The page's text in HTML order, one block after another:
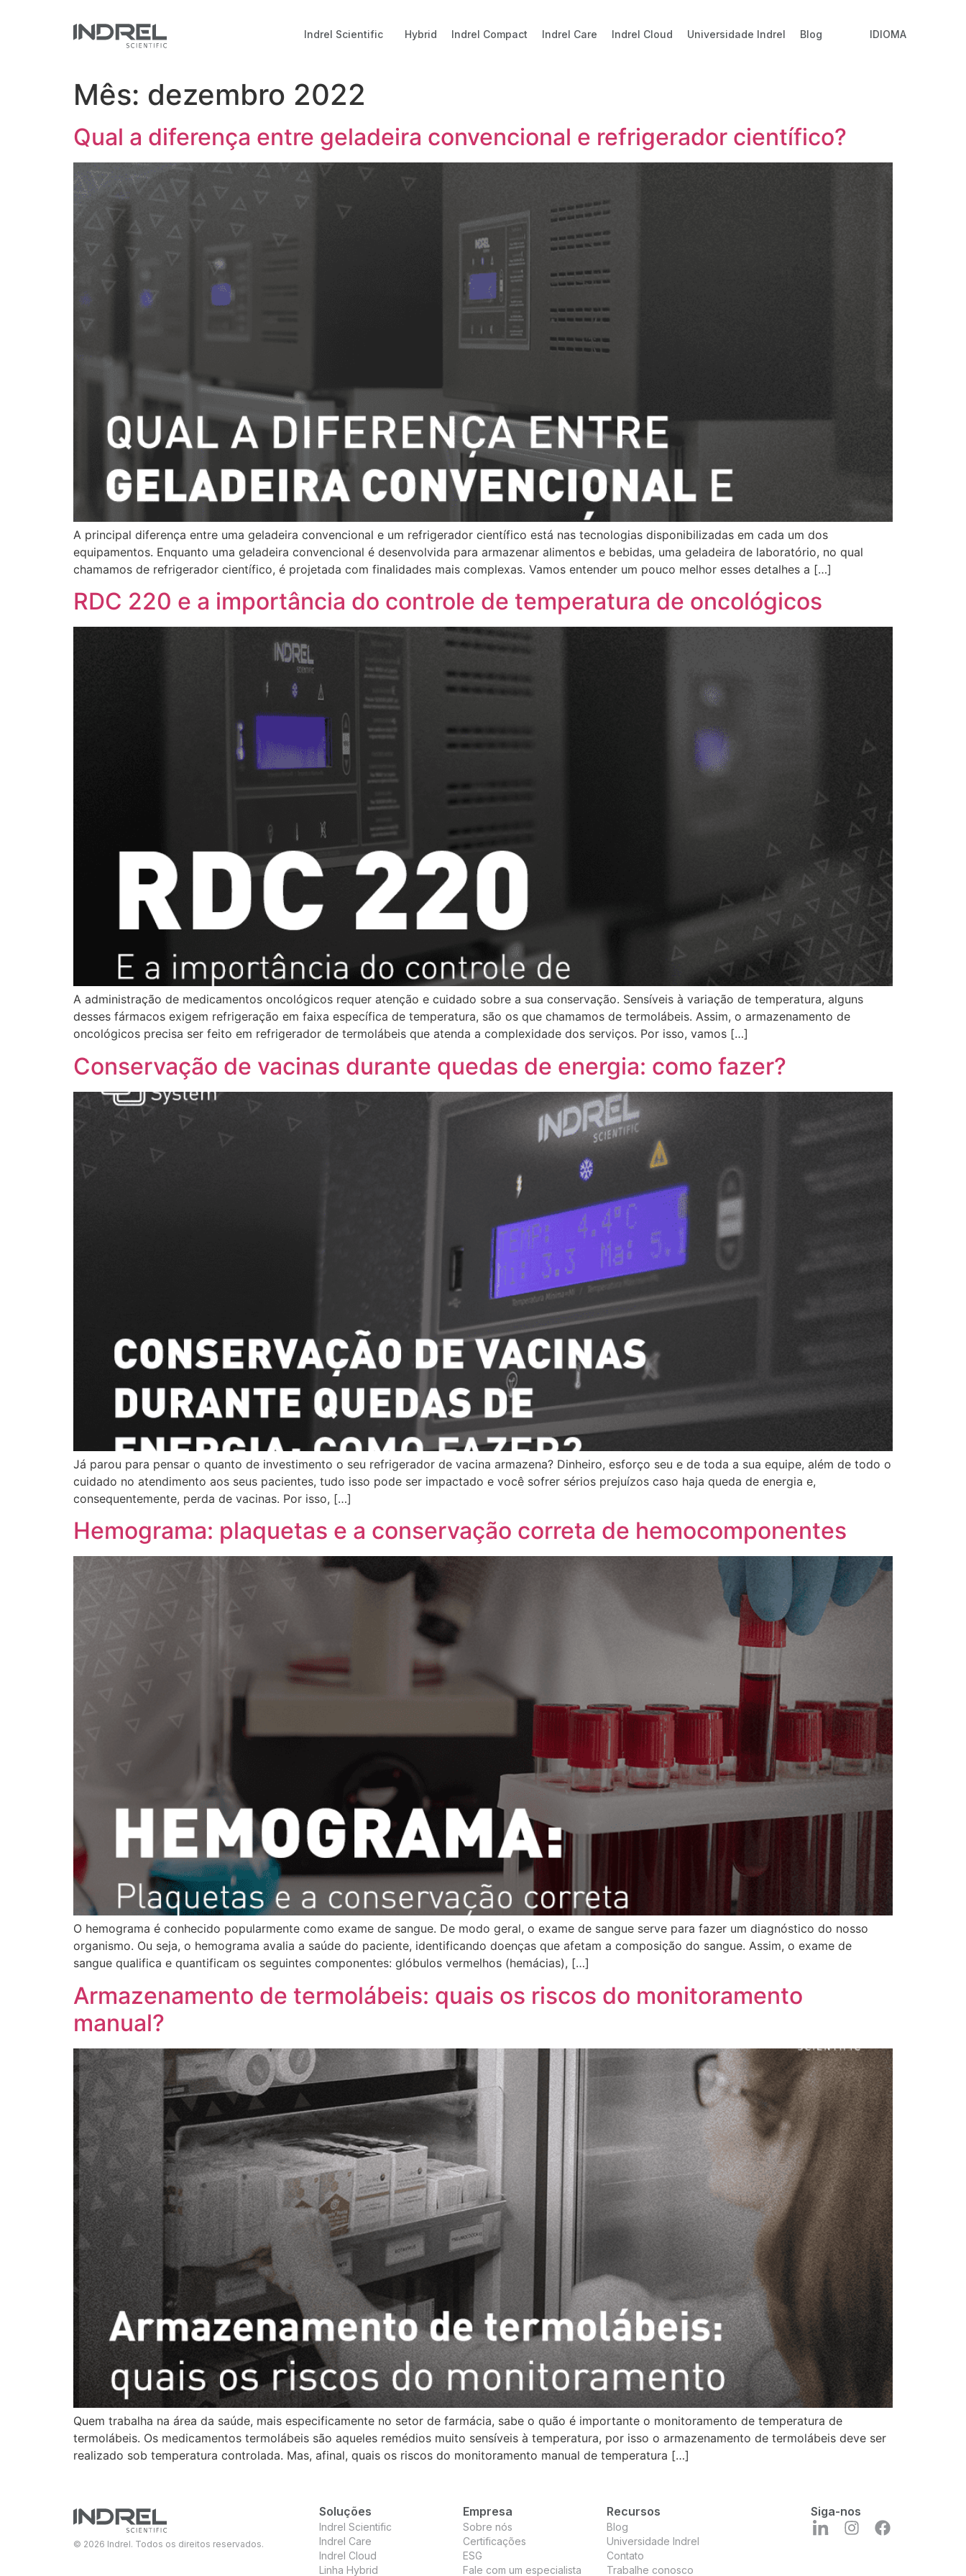
Indrel Scientific Hybrid Indrel Compact Indrel Care Indrel Cloud Universidade Indrel Blog IDIOMA
Mês: dezembro 2022
Qual a diferença entre geladeira convencional e refrigerador científico?
A principal diferença entre uma geladeira convencional e um refrigerador científico está nas tecnologias disponibilizadas em cada um dos
equipamentos. Enquanto uma geladeira convencional é desenvolvida para armazenar alimentos e bebidas, uma geladeira de laboratório, no qual
chamamos de refrigerador científico, é projetada com finalidades mais complexas. Vamos entender um pouco melhor esses detalhes a […]
RDC 220 e a importância do controle de temperatura de oncológicos
A administração de medicamentos oncológicos requer atenção e cuidado sobre a sua conservação. Sensíveis à variação de temperatura, alguns
desses fármacos exigem refrigeração em faixa específica de temperatura, são os que chamamos de termolábeis. Assim, o armazenamento de
oncológicos precisa ser feito em refrigerador de termolábeis que atenda a complexidade dos serviços. Por isso, vamos […]
Conservação de vacinas durante quedas de energia: como fazer?
Já parou para pensar o quanto de investimento o seu refrigerador de vacina armazena? Dinheiro, esforço seu e de toda a sua equipe, além de todo o
cuidado no atendimento aos seus pacientes, tudo isso pode ser impactado e você sofrer sérios prejuízos caso haja queda de energia e,
consequentemente, perda de vacinas. Por isso, […]
Hemograma: plaquetas e a conservação correta de hemocomponentes
O hemograma é conhecido popularmente como exame de sangue. De modo geral, o exame de sangue serve para fazer um diagnóstico do nosso
organismo. Ou seja, o hemograma avalia a saúde do paciente, identificando doenças que afetam a composição do sangue. Assim, o exame de
sangue qualifica e quantificam os seguintes componentes: glóbulos vermelhos (hemácias), […]
Armazenamento de termolábeis: quais os riscos do monitoramento
manual?
Quem trabalha na área da saúde, mais especificamente no setor de farmácia, sabe o quão é importante o monitoramento de temperatura de
termolábeis. Os medicamentos termolábeis são aqueles remédios muito sensíveis à temperatura, por isso o armazenamento de termolábeis deve ser
realizado sob temperatura controlada. Mas, afinal, quais os riscos do monitoramento manual de temperatura […]
© 2026 Indrel. Todos os direitos reservados.
Soluções
Indrel Scientific
Indrel Care
Indrel Cloud
Linha Hybrid
Empresa
Sobre nós
Certificações
ESG
Fale com um especialista
Recursos
Blog
Universidade Indrel
Contato
Trabalhe conosco
Siga-nos